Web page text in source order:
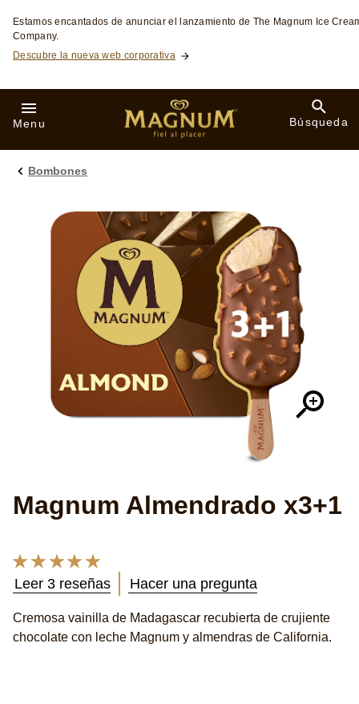
Skip to:
Estamos encantados de anunciar el lanzamiento de The Magnum Ice
Company.
Descubre la nueva web corporativa
Menu Búsqueda
Bombones
Magnum Almendrado x3+1
La
promedio
este
Magnum
Leer 3 reseñas Hacer una pregunta
Cremosa vainilla de Madagascar recubierta de crujiente
chocolate con leche Magnum y almendras de California.